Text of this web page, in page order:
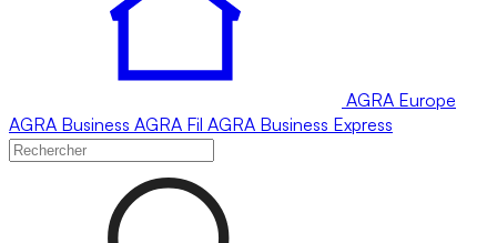
AGRA Europe
AGRA Business AGRA Fil AGRA Business Express